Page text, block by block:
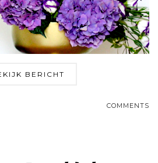
BERICHT
COMMENTS